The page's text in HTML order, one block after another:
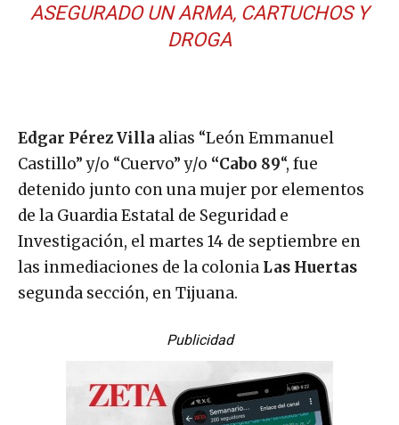
ASEGURADO UN ARMA, CARTUCHOS Y
DROGA
Edgar Pérez Villa alias “León Emmanuel
Castillo” y/o “Cuervo” y/o “Cabo 89“, fue
detenido junto con una mujer por elementos
de la Guardia Estatal de Seguridad e
Investigación, el martes 14 de septiembre en
las inmediaciones de la colonia Las Huertas
segunda sección, en Tijuana.
Publicidad